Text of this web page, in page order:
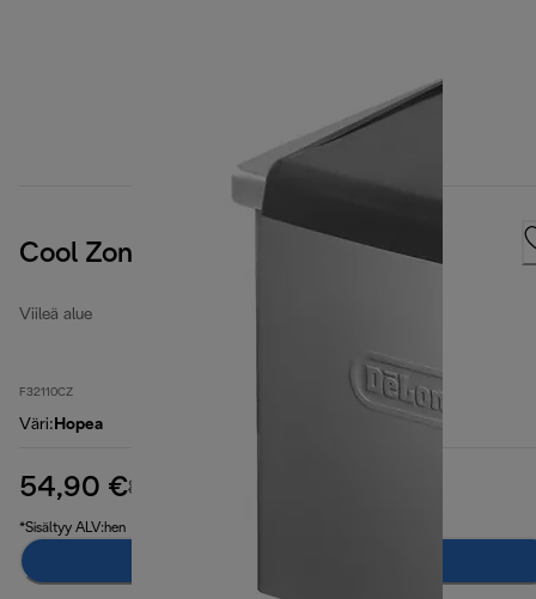
Cool Zone
Viileä alue
F32110CZ
Väri: Hopea
54,90 €84,90 €
*Sisältyy ALV:hen